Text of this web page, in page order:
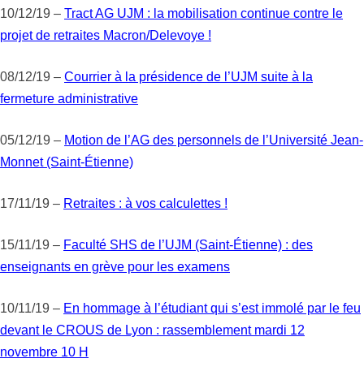
10/12/19 – Tract AG UJM : la mobilisation continue contre le
projet de retraites Macron/Delevoye !
08/12/19 – Courrier à la présidence de l’UJM suite à la
fermeture administrative
05/12/19 – Motion de l’AG des personnels de l’Université Jean-
Monnet (Saint-Étienne)
17/11/19 – Retraites : à vos calculettes !
15/11/19 – Faculté SHS de l’UJM (Saint-Étienne) : des
enseignants en grève pour les examens
10/11/19 – En hommage à l’étudiant qui s’est immolé par le feu
devant le CROUS de Lyon : rassemblement mardi 12
novembre 10 H